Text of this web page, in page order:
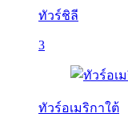
ทัวร์ชิลี
3
ทัวร์อเมริกาใต้